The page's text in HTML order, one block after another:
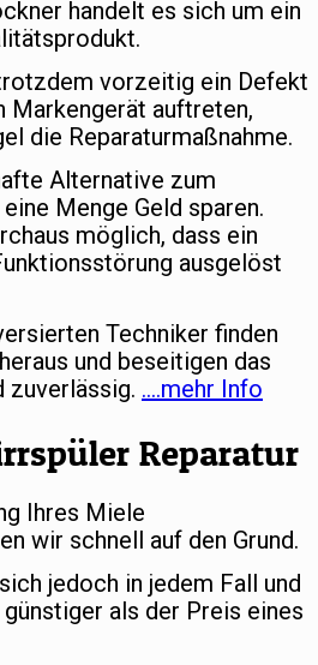
handelt es sich um ein
vorzeitig ein Defekt
Markengerät auftreten,
die Reparaturmaßnahme.
Alternative zum
Menge Geld sparen.
möglich, dass ein
ausgelöst
Techniker finden
und beseitigen das
zuverlässig. ….mehr Info
Reparatur
Ihres Miele
wir schnell auf den Grund.
jedoch in jedem Fall und
als der Preis eines